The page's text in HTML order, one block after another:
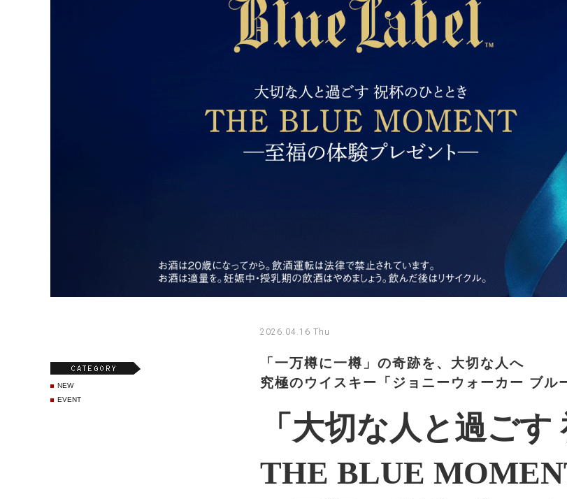
2026.04.16 Thu
「一万樽に一樽」の奇跡を、大切な人へ
究極のウイスキー「ジョニーウォーカー ブル
「大切な人と過ご
THE BLUE
NEW
EVENT